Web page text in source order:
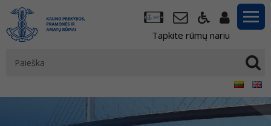
Tapkite rūmų nariu